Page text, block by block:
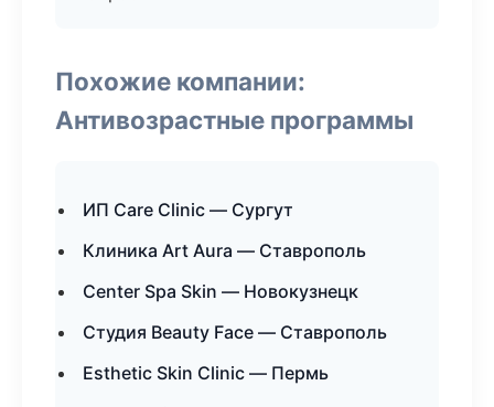
Похожие компании:
Антивозрастные программы
ИП Care Clinic — Сургут
Клиника Art Aura — Ставрополь
Center Spa Skin — Новокузнецк
Студия Beauty Face — Ставрополь
Esthetic Skin Clinic — Пермь